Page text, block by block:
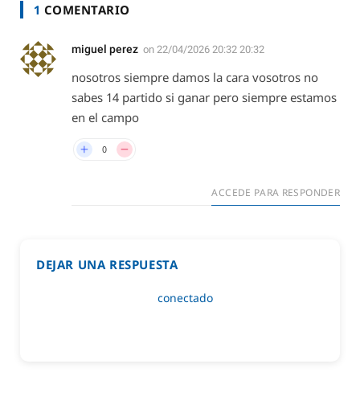
1 COMENTARIO
miguel perez on 22/04/2026 20:32 20:32
nosotros siempre damos la cara vosotros no
sabes 14 partido si ganar pero siempre estamos
en el campo
0
ACCEDE PARA RESPONDER
DEJAR UNA RESPUESTA
conectado